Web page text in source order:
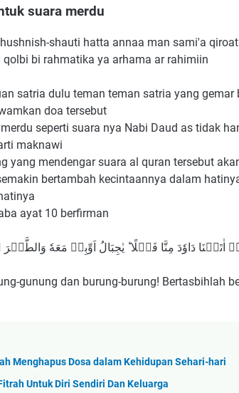
suara merdu
shauti hatta annaa man sami'a
bi rahmatika ya arhama ar rahimiin
satria dulu teman teman satria yang
doa tersebut
seperti suara nya Nabi Daud as tidak
maknawi
yang mendengar suara al quran tersebut
bertambah kecintaannya dalam
ayat 10 berfirman
اٰتَيۡنَا دَاوٗدَ مِنَّا فَضۡلًا ؕ يٰجِبَالُ اَوِّبِىۡ مَعَهٗ
gunung dan burung-burung! Bertasbihlah
Menghapus Dosa dalam Kehidupan Sehari-hari
Untuk Diri Sendiri Dan Keluarga